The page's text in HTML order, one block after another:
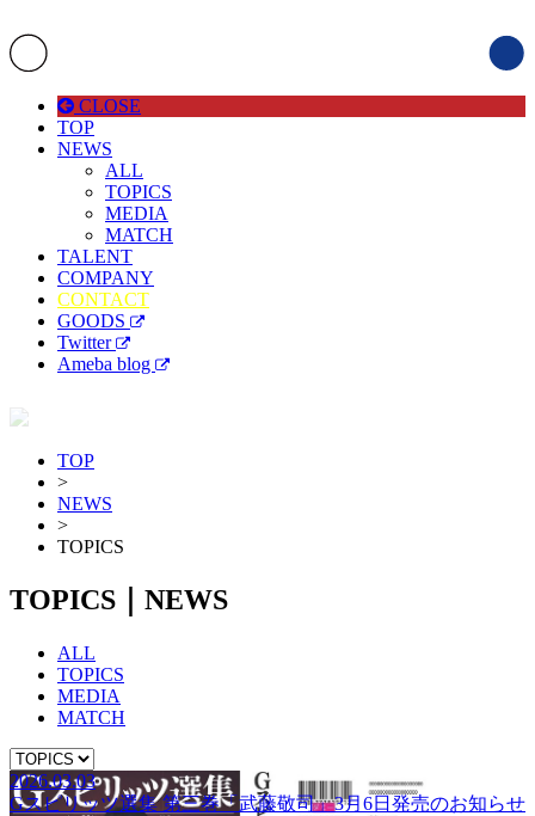
CLOSE
TOP
NEWS
ALL
TOPICS
MEDIA
MATCH
TALENT
COMPANY
CONTACT
GOODS
Twitter
Ameba blog
TOP
>
NEWS
>
TOPICS
TOPICS ｜NEWS
ALL
TOPICS
MEDIA
MATCH
2026.03.03
Gスピリッツ選集 第三巻「武藤敬司」3月6日発売のお知らせ